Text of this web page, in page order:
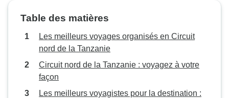
Table des matières
Les meilleurs voyages organisés en Circuit
nord de la Tanzanie
Circuit nord de la Tanzanie : voyagez à votre
façon
Les meilleurs voyagistes pour la destination :